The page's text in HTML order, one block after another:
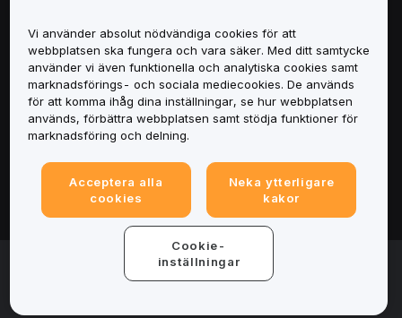
Tjänster
Support
© 2025-2026 Bybit.eu. All rights reserved.
Vi använder absolut nödvändiga cookies för att
webbplatsen ska fungera och vara säker. Med ditt samtycke
använder vi även funktionella och analytiska cookies samt
marknadsförings- och sociala mediecookies. De används
för att komma ihåg dina inställningar, se hur webbplatsen
används, förbättra webbplatsen samt stödja funktioner för
marknadsföring och delning.
Acceptera alla
cookies
Neka ytterligare
kakor
Cookie-
inställningar